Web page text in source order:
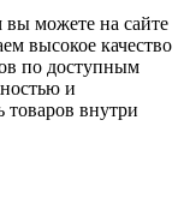
можете на сайте
высокое качество
по доступным
и
товаров внутри